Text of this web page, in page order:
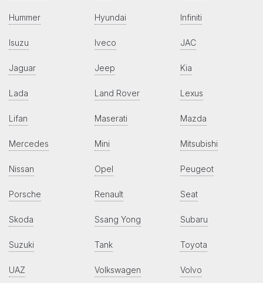
Hummer Hyundai Infiniti
Isuzu Iveco JAC
Jaguar Jeep Kia
Lada Land Rover Lexus
Lifan Maserati Mazda
Mercedes Mini Mitsubishi
Nissan Opel Peugeot
Porsche Renault Seat
Skoda Ssang Yong Subaru
Suzuki Tank Toyota
UAZ Volkswagen Volvo